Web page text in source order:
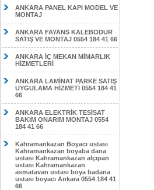
ANKARA PANEL KAPI MODEL VE
MONTAJ
ANKARA FAYANS KALEBODUR
SATIŞ VE MONTAJ 0554 184 41 66
ANKARA İÇ MEKAN MİMARLIK
HİZMETLERİ
ANKARA LAMİNAT PARKE SATIŞ
UYGULAMA HİZMETİ 0554 184 41
66
ANKARA ELEKTRİK TESİSAT
BAKIM ONARIM MONTAJ 0554
184 41 66
Kahramankazan Boyacı ustası
Kahramankazan boyaba dana
ustası Kahramankazan alçıpan
ustası Kahramankazan
asmatavan ustası boya badana
ustası boyacı Ankara 0554 184 41
66